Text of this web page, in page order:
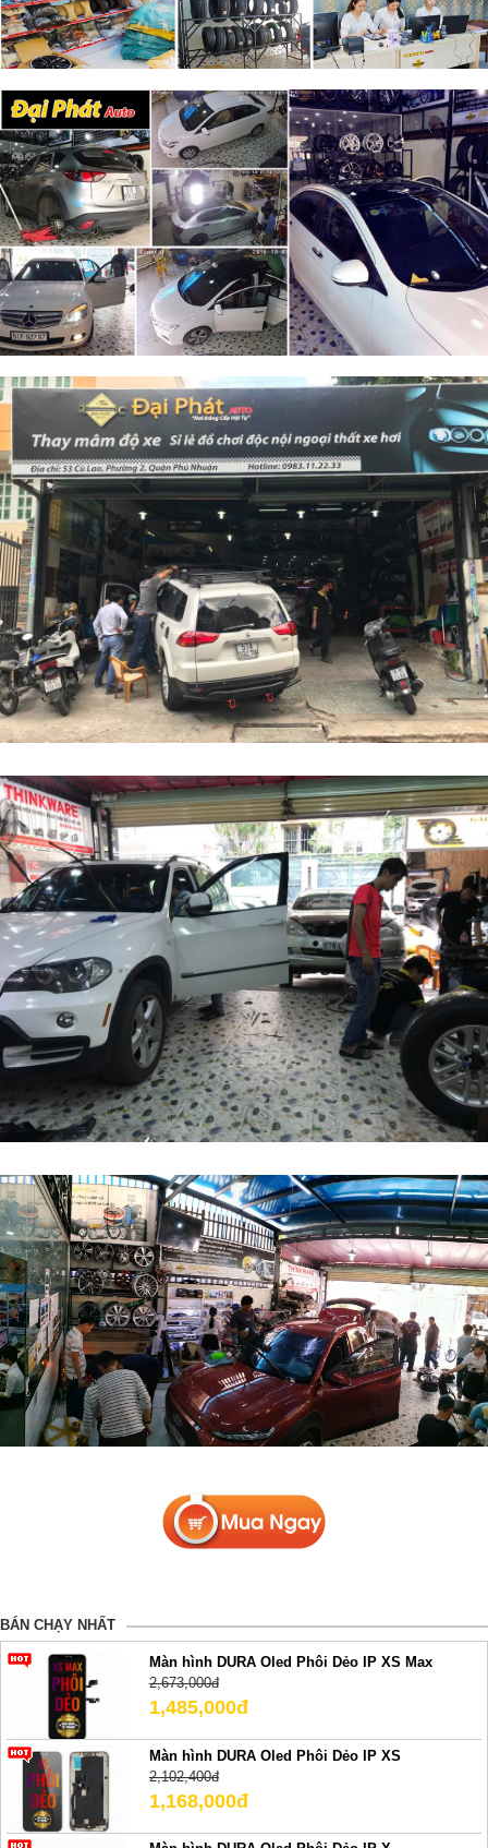
BÁN CHẠY NHẤT
Màn hình DURA Oled Phôi Dẻo IP XS Max
2,673,000đ
1,485,000đ
Màn hình DURA Oled Phôi Dẻo IP XS
2,102,400đ
1,168,000đ